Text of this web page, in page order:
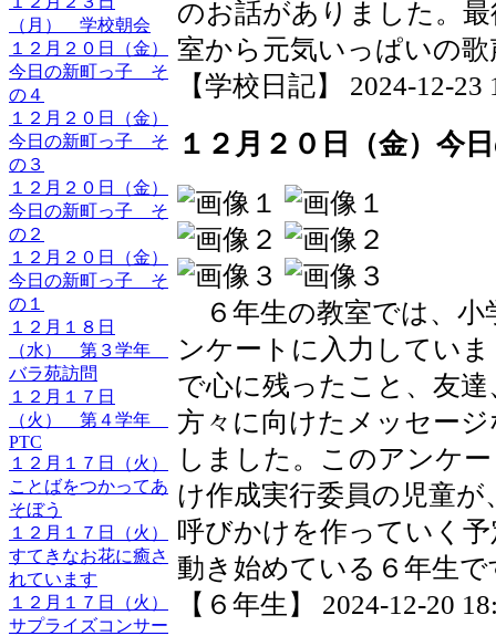
（月） 学校朝会
１２月２０日（金）
今日の新町っ子 そ
の４
１２月２０日（金）
今日の新町っ子 そ
の３
１２月２０日（金）
今日の新町っ子 そ
の２
１２月２０日（金）
今日の新町っ子 そ
の１
１２月１８日
（水） 第３学年
バラ苑訪問
１２月１７日
（火） 第４学年
PTC
１２月１７日（火）
ことばをつかってあ
そぼう
１２月１７日（火）
すてきなお花に癒さ
れています
１２月１７日（火）
サプライズコンサー
のお話がありました。
室から元気いっぱいの
【学校日記】 2024-12-23
１２月２０日（金）今
６年生の教室では、小
ンケートに入力してい
で心に残ったこと、友
方々に向けたメッセー
しました。このアンケ
け作成実行委員の児童
呼びかけを作っていく
動き始めている６年生で
【６年生】 2024-12-20